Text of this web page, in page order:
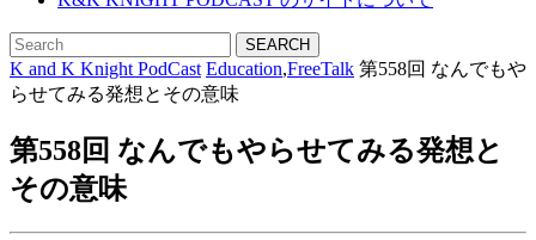
CLOSE
BUTTON
Search
for:
K and K Knight PodCast Education,FreeTalk 第558回 なんでもや
らせてみる発想とその意味
第558回 なんでもやらせてみる発想と
その意味